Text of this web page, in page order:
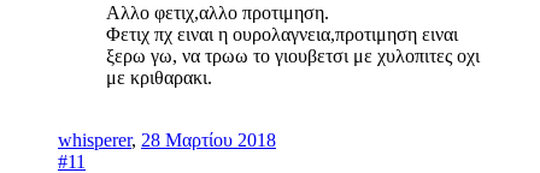
Aλλο φετιχ,αλλο προτιμηση.
Φετιχ πχ ειναι η ουρολαγνεια,προτιμηση ειναι
ξερω γω, να τρωω το γιουβετσι με χυλοπιτες οχι
με κριθαρακι.
whisperer, 28 Μαρτίου 2018
#11